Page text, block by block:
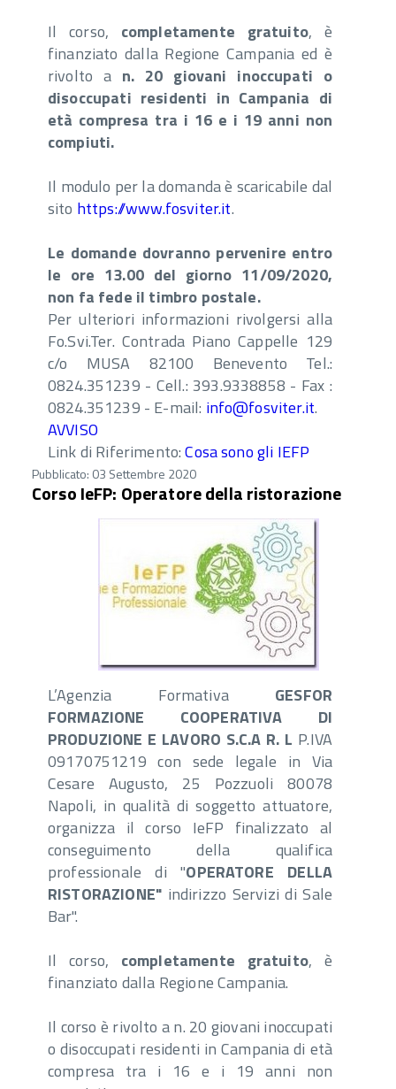
Il corso, completamente gratuito, è
finanziato dalla Regione Campania ed è
rivolto a n. 20 giovani inoccupati o
disoccupati residenti in Campania di
età compresa tra i 16 e i 19 anni non
compiuti.
Il modulo per la domanda è scaricabile dal
sito https://www.fosviter.it.
Le domande dovranno pervenire entro
le ore 13.00 del giorno 11/09/2020,
non fa fede il timbro postale.
Per ulteriori informazioni rivolgersi alla
Fo.Svi.Ter. Contrada Piano Cappelle 129
c/o MUSA 82100 Benevento Tel.:
0824.351239 - Cell.: 393.9338858 - Fax :
0824.351239 - E-mail: info@fosviter.it.
AVVISO
Link di Riferimento:Cosa sono gli IEFP
Pubblicato: 03 Settembre 2020
Corso IeFP: Operatore della ristorazione
L’Agenzia Formativa GESFOR
FORMAZIONE COOPERATIVA DI
PRODUZIONE E LAVORO S.C.A R. L P.IVA
09170751219 con sede legale in Via
Cesare Augusto, 25 Pozzuoli 80078
Napoli, in qualità di soggetto attuatore,
organizza il corso IeFP finalizzato al
conseguimento della qualifica
professionale di "OPERATORE DELLA
RISTORAZIONE" indirizzo Servizi di Sale
Bar".
Il corso, completamente gratuito, è
finanziato dalla Regione Campania.
Il corso è rivolto a n. 20 giovani inoccupati
o disoccupati residenti in Campania di età
compresa tra i 16 e i 19 anni non